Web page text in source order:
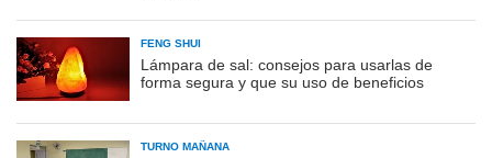
FENG SHUI
Lámpara de sal: consejos para usarlas de
forma segura y que su uso de beneficios
TURNO MAÑANA